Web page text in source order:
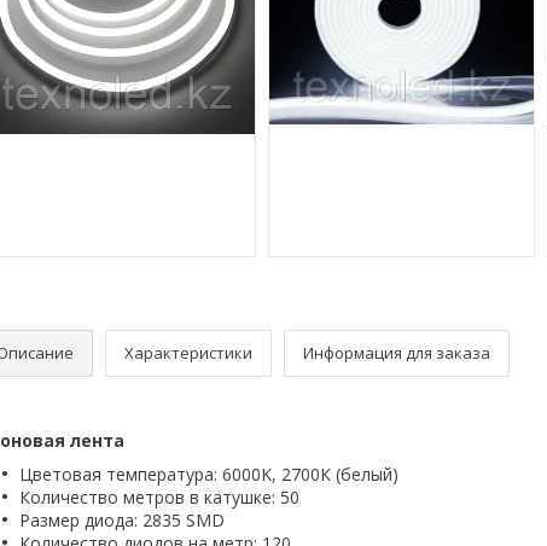
Характеристики Информация для заказа
лента
Цветовая температура: 6000K, 2700К (белый)
Количество метров в катушке: 50
Размер диода: 2835 SMD